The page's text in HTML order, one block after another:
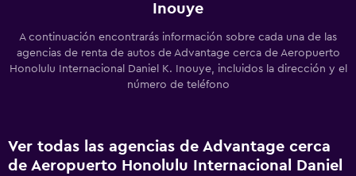
Inouye
A continuación encontrarás información sobre cada una de las
agencias de renta de autos de Advantage cerca de Aeropuerto
Honolulu Internacional Daniel K. Inouye, incluidos la dirección y el
número de teléfono
Ver todas las agencias de Advantage cerca
de Aeropuerto Honolulu Internacional Daniel